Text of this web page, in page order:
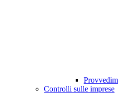
Controlli sulle imprese